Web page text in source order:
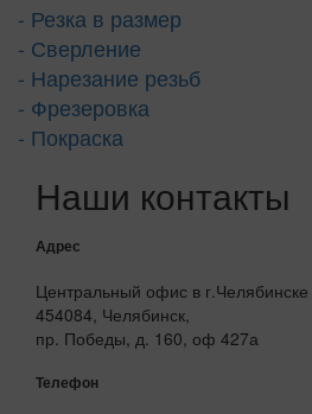
- Резка в размер
- Сверление
- Нарезание резьб
- Фрезеровка
- Покраска
Наши контакты
Адрес
Центральный офис в г.Челябинске
454084, Челябинск,
пр. Победы, д. 160, оф 427а
Телефон